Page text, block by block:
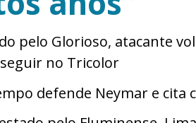
pelo Glorioso, atacante
no Tricolor
defende Neymar e cita